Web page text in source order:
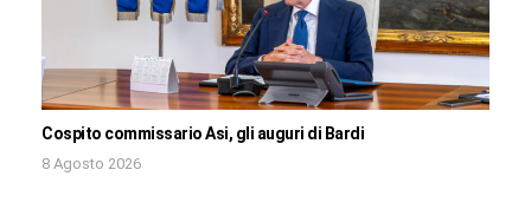
Cospito commissario Asi, gli auguri di Bardi
8 Agosto 2026